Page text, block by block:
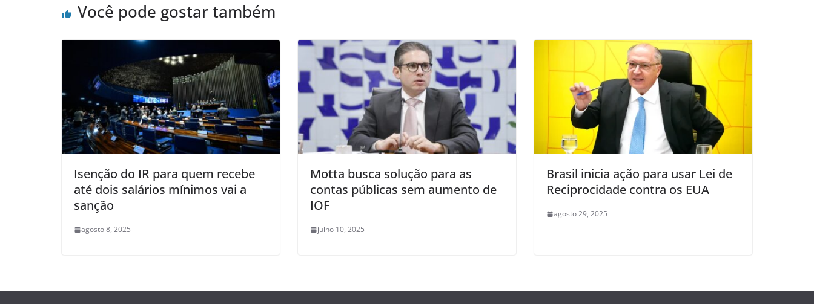
Você pode gostar também
Isenção do IR para quem recebe
até dois salários mínimos vai a
sanção
agosto 8, 2025
Motta busca solução para as
contas públicas sem aumento de
IOF
julho 10, 2025
Brasil inicia ação para usar Lei de
Reciprocidade contra os EUA
agosto 29, 2025